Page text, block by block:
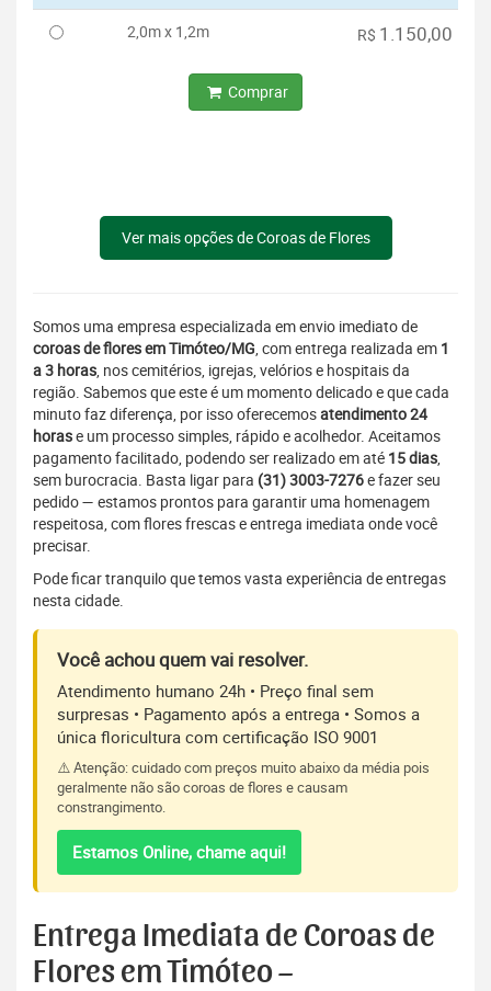
2,0m x 1,2m R$ 1.150,00
Comprar
Ver mais opções de Coroas de Flores
Somos uma empresa especializada em envio imediato de
coroas de flores em Timóteo/MG, com entrega realizada em 1
a 3 horas, nos cemitérios, igrejas, velórios e hospitais da
região. Sabemos que este é um momento delicado e que cada
minuto faz diferença, por isso oferecemosatendimento 24
horase um processo simples, rápido e acolhedor. Aceitamos
pagamento facilitado, podendo ser realizado em até 15 dias,
sem burocracia. Basta ligar para (31) 3003-7276e fazer seu
pedido — estamos prontos para garantir uma homenagem
respeitosa, com flores frescas e entrega imediata onde você
precisar.
Pode ficar tranquilo que temos vasta experiência de entregas
nesta cidade.
Você achou quem vai resolver.
Atendimento humano 24h • Preço final sem
surpresas • Pagamento após a entrega • Somos a
única floricultura com certificação ISO 9001
⚠️ Atenção: cuidado com preços muito abaixo da média pois
geralmente não são coroas de flores e causam
constrangimento.
Estamos Online, chame aqui!
Entrega Imediata de Coroas de
Flores em Timóteo –